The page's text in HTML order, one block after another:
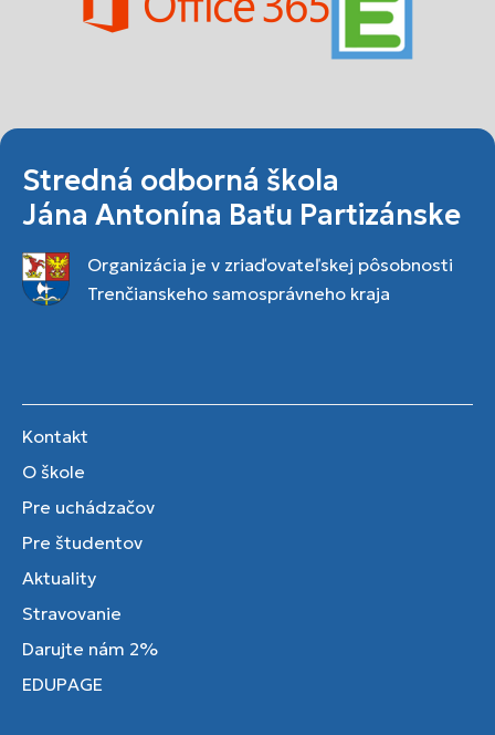
Stredná odborná škola
Jána Antonína Baťu Partizánske
Organizácia je v zriaďovateľskej pôsobnosti
Trenčianskeho samosprávneho kraja
Kontakt
O škole
Pre uchádzačov
Pre študentov
Aktuality
Stravovanie
Darujte nám 2%
EDUPAGE